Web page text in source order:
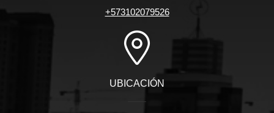
+573102079526
UBICACIÓN